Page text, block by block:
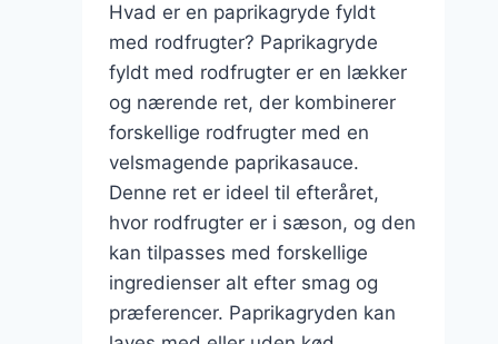
Hvad er en paprikagryde fyldt
med rodfrugter? Paprikagryde
fyldt med rodfrugter er en lækker
og nærende ret, der kombinerer
forskellige rodfrugter med en
velsmagende paprikasauce.
Denne ret er ideel til efteråret,
hvor rodfrugter er i sæson, og den
kan tilpasses med forskellige
ingredienser alt efter smag og
præferencer. Paprikagryden kan